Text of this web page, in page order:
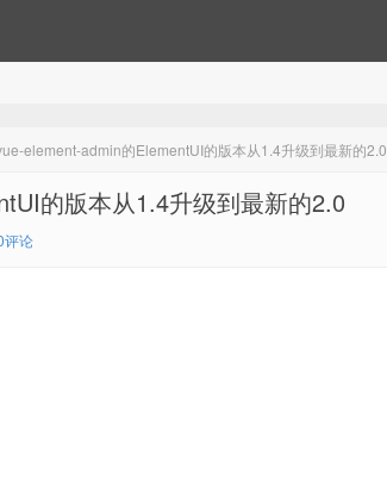
element-admin的ElementUI的版本从1.4升级到最新的2.0
的版本从1.4升级到最新的2.0
评论